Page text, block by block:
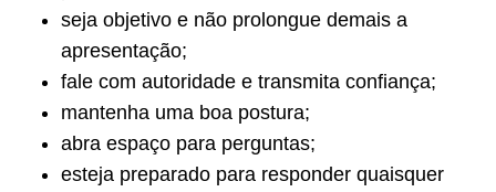
seja objetivo e não prolongue demais a
apresentação;
fale com autoridade e transmita confiança;
mantenha uma boa postura;
abra espaço para perguntas;
esteja preparado para responder quaisquer